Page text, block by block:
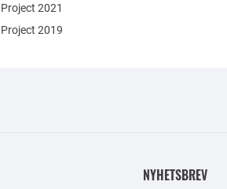
Project 2021
Project 2019
NYHETSBREV